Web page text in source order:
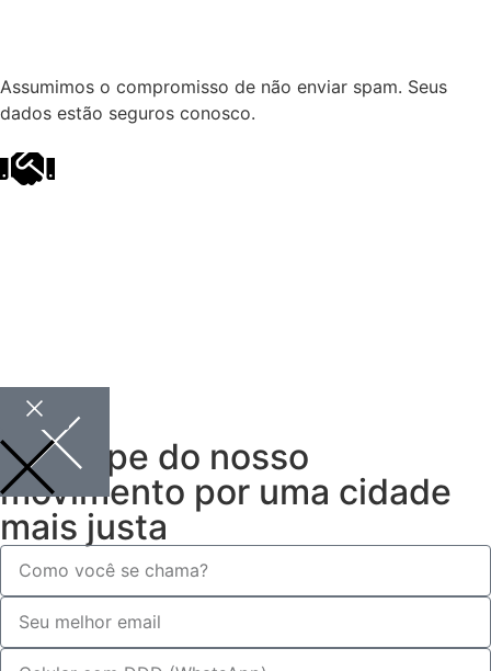
Assumimos o compromisso de não enviar spam. Seus
dados estão seguros conosco.
Participe do nosso
movimento por uma cidade
mais justa